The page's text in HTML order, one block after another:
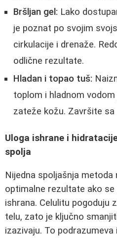
Bršljan gel: Lako
je poznat po svojim
cirkulacije i drenaže.
odlične rezultate.
Hladan i topao tuš:
toplom i hladnom
zateže kožu. Završite sa
Uloga ishrane i
spolja
Nijedna spoljašnja metoda
optimalne rezultate ako
ishrana. Celulitu pogoduju
telu, zato je ključno
izazivaju. To